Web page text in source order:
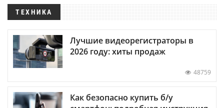
ТЕХНИКА
Лучшие видеорегистраторы в
2026 году: хиты продаж
48759
Как безопасно купить б/у